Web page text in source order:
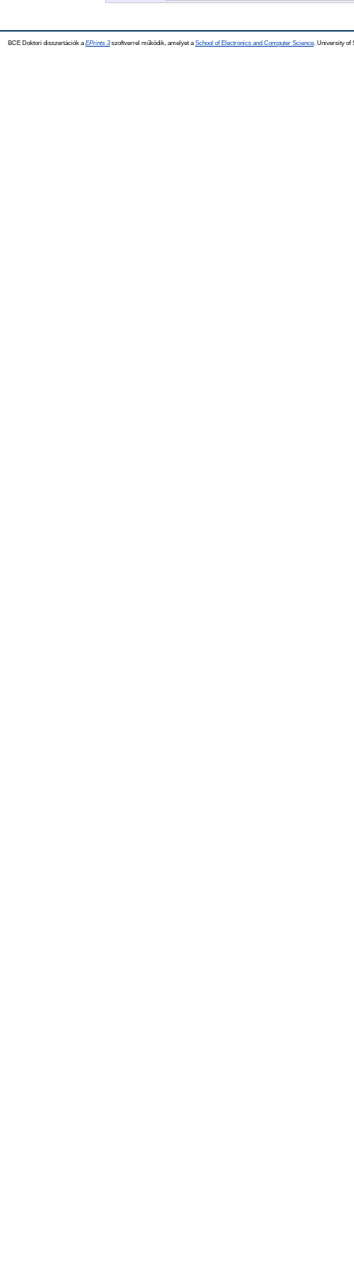
BCE Doktori disszertációk a EPrints 3szoftverrel működik, amelyet a School of Electronics and Computer Science, University of